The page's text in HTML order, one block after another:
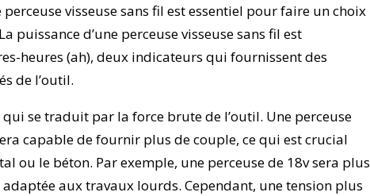
visseuse sans fil est essentiel pour faire un choix
puissance d’une perceuse visseuse sans fil est
heures (ah), deux indicateurs qui fournissent des
de l’outil.
se traduit par la force brute de l’outil. Une perceuse
capable de fournir plus de couple, ce qui est crucial
ou le béton. Par exemple, une perceuse de 18v sera plus
aux travaux lourds. Cependant, une tension plus